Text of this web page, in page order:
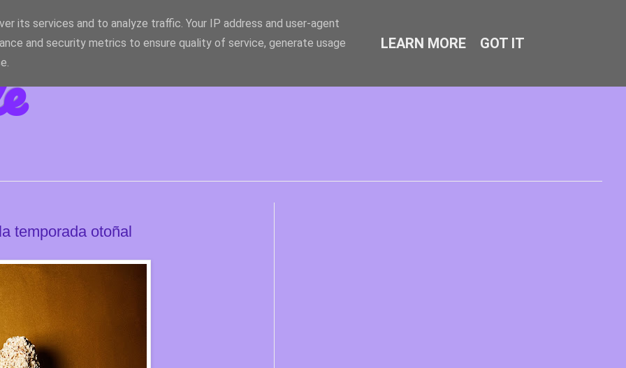
temporada otoñal
its services and to analyze traffic. Your IP address and user-agent
and security metrics to ensure quality of service, generate usage
LEARN MORE GOT IT